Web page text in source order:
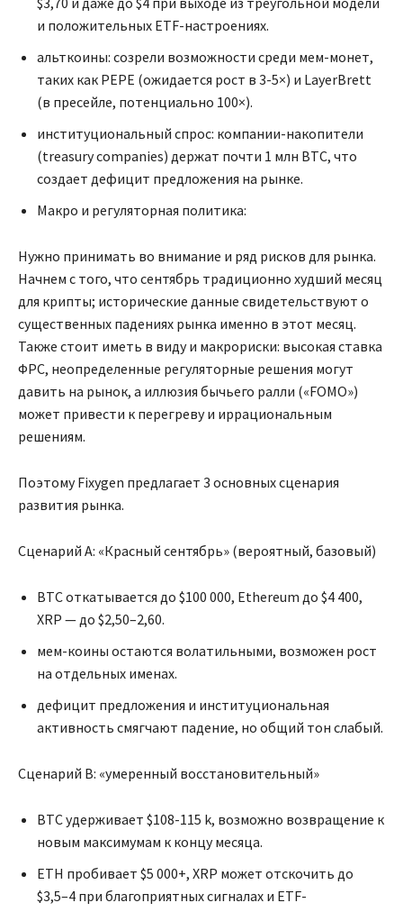
и положительных ETF-настроениях.
альткоины: созрели возможности среди мем-монет,
таких как PEPE (ожидается рост в 3-5×) и LayerBrett
(в пресейле, потенциально 100×).
институциональный спрос: компании-накопители
(treasury companies) держат почти 1 млн BTC, что
создает дефицит предложения на рынке.
Макро и регуляторная политика:
Нужно принимать во внимание и ряд рисков для рынка.
Начнем с того, что сентябрь традиционно худший месяц
для крипты; исторические данные свидетельствуют о
существенных падениях рынка именно в этот месяц.
Также стоит иметь в виду и макрориски: высокая ставка
ФРС, неопределенные регуляторные решения могут
давить на рынок, а иллюзия бычьего ралли («FOMO»)
может привести к перегреву и иррациональным
решениям.
Поэтому Fixygen предлагает 3 основных сценария
развития рынка.
Сценарий A: «Красный сентябрь» (вероятный, базовый)
BTC откатывается до $100 000, Ethereum до $4 400,
XRP — до $2,50–2,60.
мем-коины остаются волатильными, возможен рост
на отдельных именах.
дефицит предложения и институциональная
активность смягчают падение, но общий тон слабый.
Сценарий B: «умеренный восстановительный»
BTC удерживает $108-115 k, возможно возвращение к
новым максимумам к концу месяца.
ETH пробивает $5 000+, XRP может отскочить до
$3,5–4 при благоприятных сигналах и ETF-